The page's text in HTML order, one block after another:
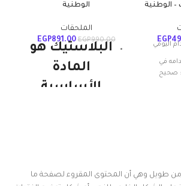
EGP
اليومي
في
صحيح
الوطنية
الملحقات
EGP990.00
EGP891.00
البلاستيك هو
المادة
الأساسية
قوية ومتينة
طويل وهي أن المحتوى المقروء لصفحة ما